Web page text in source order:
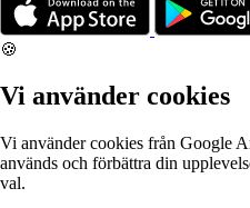
🍪
Vi använder cookies
Vi använder cookies från Google
används och förbättra din
val.